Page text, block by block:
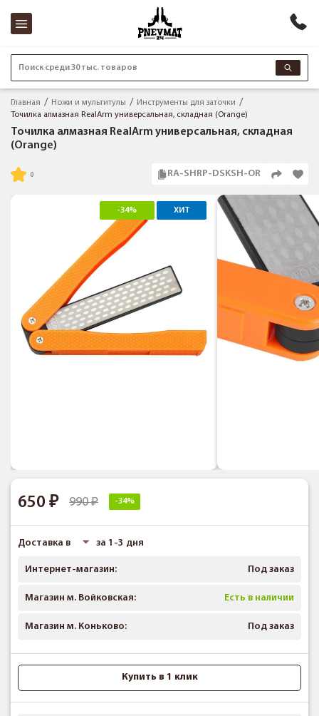
Поиск среди 30 тыс. товаров
Главная Ножи и мультитулы
Инструменты для заточки
Точилка алмазная RealArm универсальная, складная (Orange)
Точилка алмазная RealArm универсальная, складная
(Orange)
RA-SHRP-DSKSH-OR
-34% ХИТ
650 990 -34%
Доставка в за 1-3 дня
Интернет-магазин: Под заказ
Магазин м. Войковская: Есть в наличии
Магазин м. Коньково: Под заказ
Купить в 1 клик